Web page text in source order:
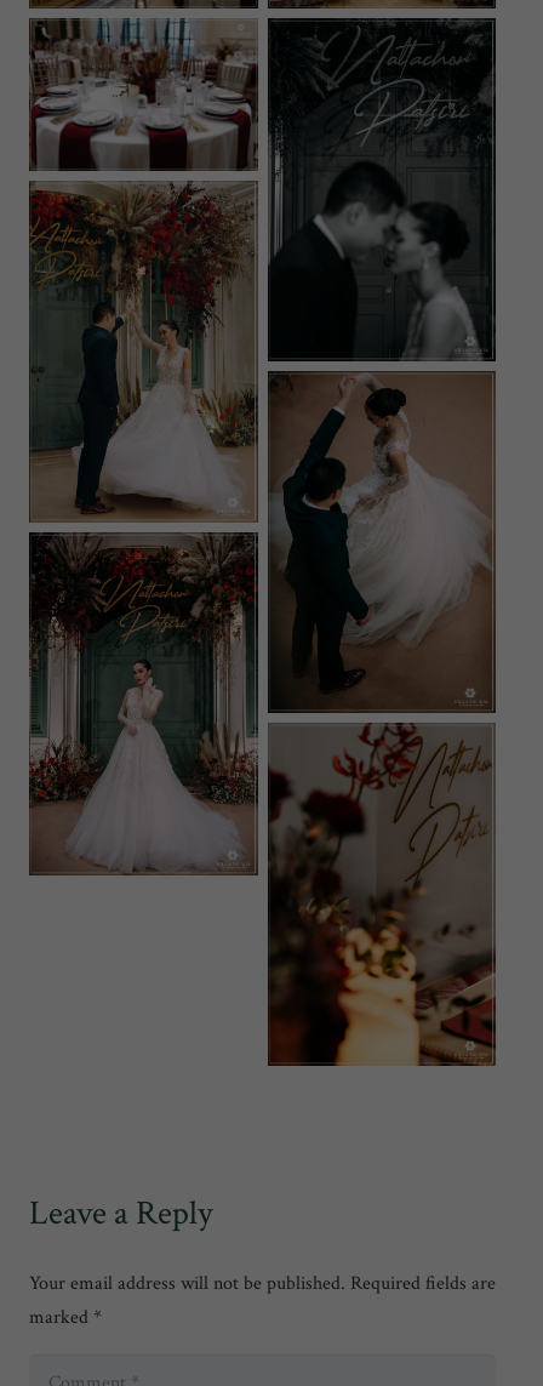
Leave a Reply
Your email address will not be published. Required fields are
marked *